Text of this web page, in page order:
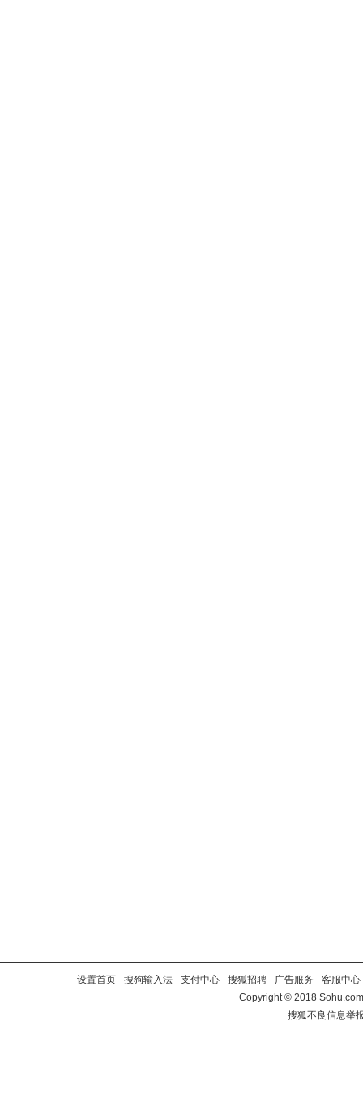
设置首页 - 搜狗输入法 - 支付中心 - 搜狐招聘 - 广告服务 - 客服中心
Copyright©2018
搜狐不良信息举